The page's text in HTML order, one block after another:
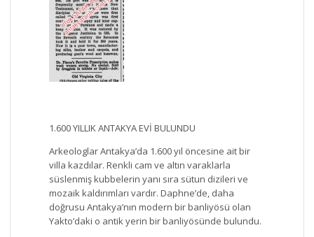
1.600 YILLIK ANTAKYA EVİ BULUNDU
Arkeologlar Antakya’da 1.600 yıl öncesine ait bir
villa kazdılar. Renkli cam ve altın varaklarla
süslenmiş kubbelerin yanı sıra sütun dizileri ve
mozaik kaldırımları vardır. Daphne’de, daha
doğrusu Antakya’nın modern bir banliyösü olan
Yakto’daki o antik yerin bir banliyösünde bulundu.